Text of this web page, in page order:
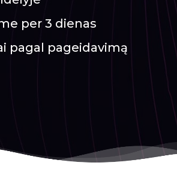
per 3 dienas
pagal pageidavimą